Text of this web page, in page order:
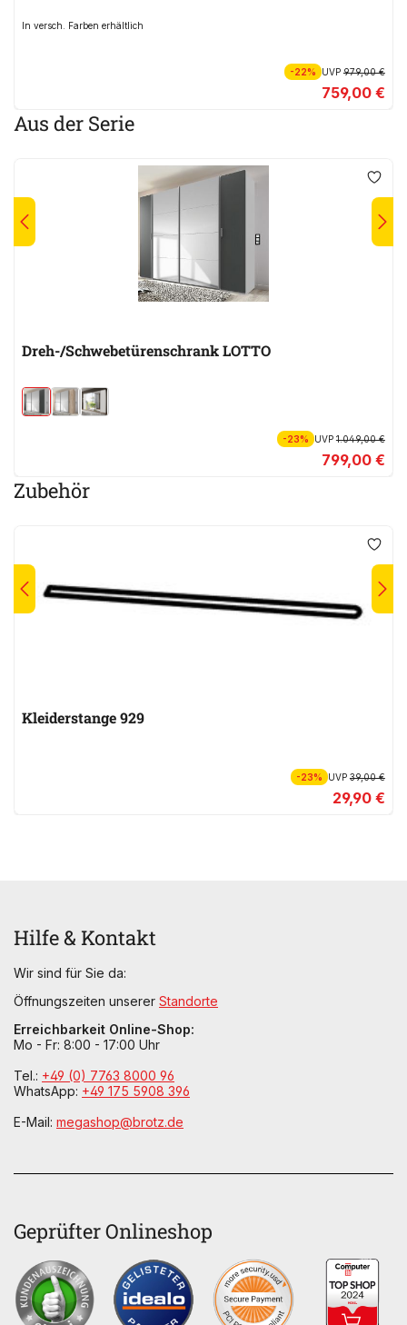
In versch. Farben erhältlich
-22% UVP979,00 €
759,00 €
Aus der Serie
Dreh-/Schwebetürenschrank LOTTO
-23% UVP1.049,00 €
799,00 €
Zubehör
Kleiderstange 929
-23% UVP39,00 €
29,90 €
Hilfe & Kontakt
Wir sind für Sie da:
Öffnungszeiten unserer Standorte
Erreichbarkeit Online-Shop:
Mo - Fr: 8:00 - 17:00 Uhr
Tel.: +49 (0) 7763 8000 96
WhatsApp: +49 175 5908 396
E-Mail: megashop@brotz.de
Geprüfter Onlineshop